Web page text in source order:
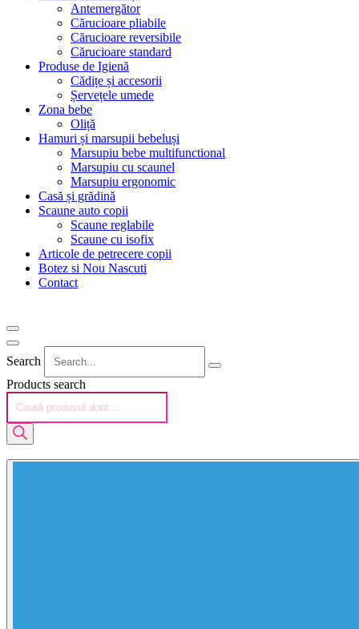
Antemergător
Cărucioare pliabile
Cărucioare reversibile
Cărucioare standard
Produse de Igienă
Cădițe și accesorii
Șervețele umede
Zona bebe
Oliță
Hamuri și marsupii bebeluși
Marsupiu bebe multifunctional
Marsupiu cu scaunel
Marsupiu ergonomic
Casă și grădină
Scaune auto copii
Scaune reglabile
Scaune cu isofix
Articole de petrecere copii
Botez si Nou Nascuti
Contact
Search
Products search